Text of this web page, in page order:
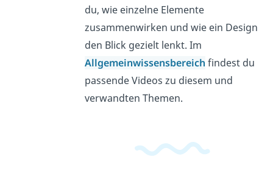
du, wie einzelne Elemente
zusammenwirken und wie ein Design
den Blick gezielt lenkt. Im
Allgemeinwissensbereich findest du
passende Videos zu diesem und
verwandten Themen.